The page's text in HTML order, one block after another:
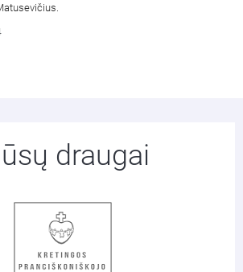
draugai